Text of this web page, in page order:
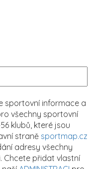
sportovní informace a
všechny sportovní
klubů, které jsou
straně sportmap.cz
adresy všechny
Chcete přidat vlastní